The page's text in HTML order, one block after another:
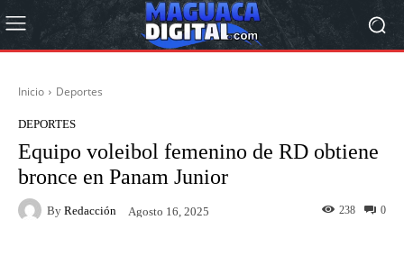
Inicio Deportes
DEPORTES
Equipo voleibol femenino de RD obtiene
bronce en Panam Junior
By Redacción Agosto 16, 2025 0
238